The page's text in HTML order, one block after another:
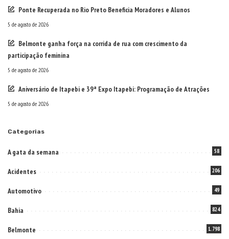
Ponte Recuperada no Rio Preto Beneficia Moradores e Alunos
5 de agosto de 2026
Belmonte ganha força na corrida de rua com crescimento da
participação feminina
5 de agosto de 2026
Aniversário de Itapebi e 39ª Expo Itapebi: Programação de Atrações
5 de agosto de 2026
Categorias
A gata da semana 58
Acidentes 206
Automotivo 49
Bahia 824
Belmonte 1.798